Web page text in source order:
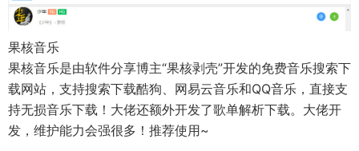
果核音乐
果核音乐是由软件分享博主“果核剥壳”开发的免费音乐搜索下
载网站，支持搜索下载酷狗、网易云音乐和QQ音乐，直接支
持无损音乐下载！大佬还额外开发了歌单解析下载。大佬开
发，维护能力会强很多！推荐使用~